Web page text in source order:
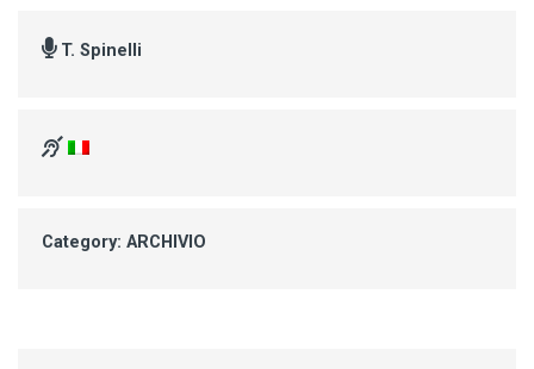
T. Spinelli
Category: ARCHIVIO